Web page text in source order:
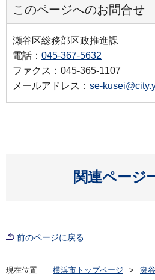
このページへのお問合せ
瀬谷区総務部区政推進課
電話： 045-367-5632
ファクス：045-365-1107
メールアドレス： se-
関連ページ
開
前のページに戻る
現在位置 横浜市トップページ
瀬